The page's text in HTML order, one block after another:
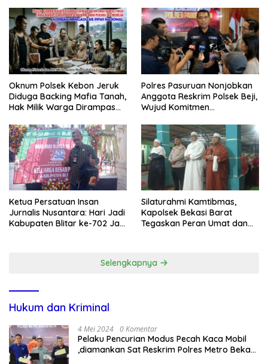
Oknum Polsek Kebon Jeruk
Diduga Backing Mafia Tanah,
Hak Milik Warga Dirampas
Polres Pasuruan Nonjobkan
Anggota Reskrim Polsek Beji,
Wujud Komitmen
Dugaan Penganiayaan
Ketua Persatuan Insan
Jurnalis Nusantara: Hari Jadi
Kabupaten Blitar ke-702 Jadi
Silaturahmi Kamtibmas,
Kapolsek Bekasi Barat
Tegaskan Peran Umat dan
Selengkapnya
Hukum dan Kriminal
4 Mei 2024 0 Komentar
Pelaku Pencurian Modus Pecah Kaca Mobil
,diamankan Sat Reskrim Polres Metro Bekasi